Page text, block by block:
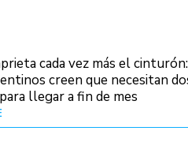
cada vez más el
creen que necesitan
llegar a fin de mes